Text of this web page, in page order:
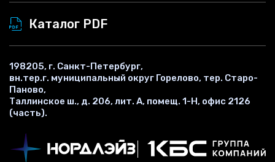
Каталог PDF
198205, г. Санкт-Петербург,
вн.тер.г. муниципальный округ Горелово, тер. Старо-
Паново,
Таллинское ш., д. 206, лит. А, помещ. 1-Н, офис 2126
(часть).